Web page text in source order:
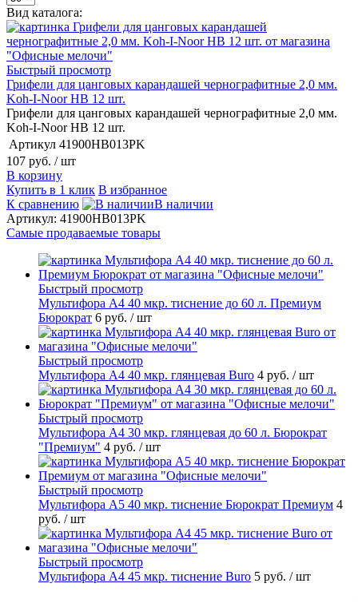
Вид каталога:
Быстрый просмотр
Грифели для цанговых карандашей чернографитные 2,0 мм.
Koh-I-Noor HB 12 шт.
Грифели для цанговых карандашей чернографитные 2,0 мм.
Koh-I-Noor HB 12 шт.
Артикул 41900HB013PK
107 руб. / шт
В корзину
Купить в 1 клик В избранное
К сравнению
В наличии
Артикул: 41900HB013PK
Самые продаваемые товары
Быстрый просмотр
Мультифора А4 40 мкр. тиснение до 60 л. Премиум
Бюрократ 6 руб. / шт
Быстрый просмотр
Мультифора А4 40 мкр. глянцевая Buro 4 руб. / шт
Быстрый просмотр
Мультифора А4 30 мкр. глянцевая до 60 л. Бюрократ
"Премиум" 4 руб. / шт
Быстрый просмотр
Мультифора А5 40 мкр. тиснение Бюрократ Премиум 4
руб. / шт
Быстрый просмотр
Мультифора А4 45 мкр. тиснение Buro 5 руб. / шт